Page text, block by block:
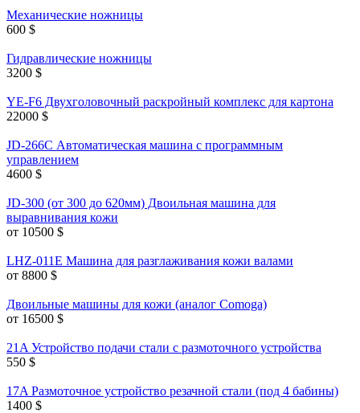
Механические ножницы
600 $
Гидравлические ножницы
3200 $
YE-F6 Двухголовочный раскройный комплекс для картона
22000 $
JD-266C Автоматическая машина с программным
управлением
4600 $
JD-300 (от 300 до 620мм) Двоильная машина для
выравнивания кожи
от 10500 $
LHZ-011E Машина для разглаживания кожи валами
от 8800 $
Двоильные машины для кожи (аналог Comoga)
от 16500 $
21A Устройство подачи стали с размоточного устройства
550 $
17A Размоточное устройство резачной стали (под 4 бабины)
1400 $